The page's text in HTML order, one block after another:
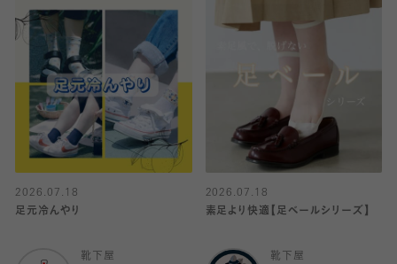
2026.07.18
足元冷んやり
靴下屋
2026.07.18
素足より快適【足ベールシリーズ】
靴下屋